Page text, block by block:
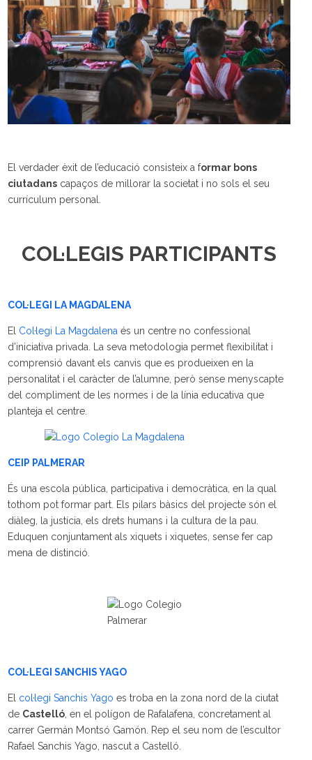
El verdader èxit de l’educació consisteix a formar bons
ciutadans capaços de millorar la societat i no sols el seu
currículum personal.
COL·LEGIS PARTICIPANTS
COL·LEGI LA MAGDALENA
El Col·legi La Magdalena és un centre no confessional
d’iniciativa privada. La seva metodologia permet flexibilitat i
comprensió davant els canvis que es produeixen en la
personalitat i el caràcter de l’alumne, però sense menyscapte
del compliment de les normes i de la línia educativa que
planteja el centre.
CEIP PALMERAR
És una escola pública, participativa i democràtica, en la qual
tothom pot formar part. Els pilars bàsics del projecte són el
diàleg, la justícia, els drets humans i la cultura de la pau.
Eduquen conjuntament als xiquets i xiquetes, sense fer cap
mena de distinció.
COL·LEGI SANCHIS YAGO
El col·legi Sanchis Yago es troba en la zona nord de la ciutat
de Castelló, en el polígon de Rafalafena, concretament al
carrer Germán Montsó Gamón. Rep el seu nom de l’escultor
Rafael Sanchis Yago, nascut a Castelló.